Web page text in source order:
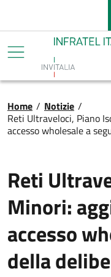
Salta al
Infratel
Briciole di pane
Home / Notizie /
Reti Ultraveloci, Piano
accesso wholesale a
Reti
Minori:
accesso
della